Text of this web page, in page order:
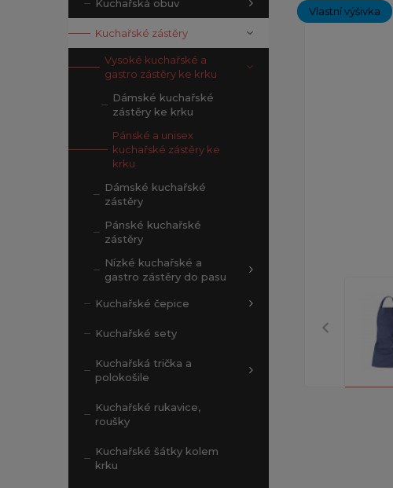
Kuchařská obuv
Kuchařské zástěry
Vysoké kuchařské a
gastro zástěry ke krku
Dámské kuchařské
zástěry ke krku
Pánské a unisex
kuchařské zástěry ke
krku
Dámské kuchařské
zástěry
Pánské kuchařské
zástěry
Nízké kuchařské a
gastro zástěry do pasu
Kuchařské čepice
Kuchařské sety
Kuchařská trička a
polokošile
Kuchařské rukavice,
roušky
Kuchařské šátky kolem
krku
Vlastní výšivka